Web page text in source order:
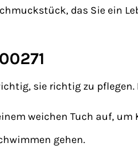
das Sie ein
sie richtig zu
weichen Tuch auf, um
gehen.